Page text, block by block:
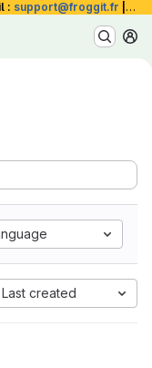
: support@froggit.fr La
Last created